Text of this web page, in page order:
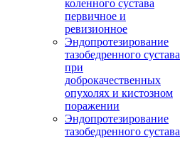
коленного сустава
первичное и
ревизионное
Эндопротезирование
тазобедренного сустава
при
доброкачественных
опухолях и кистозном
поражении
Эндопротезирование
тазобедренного сустава